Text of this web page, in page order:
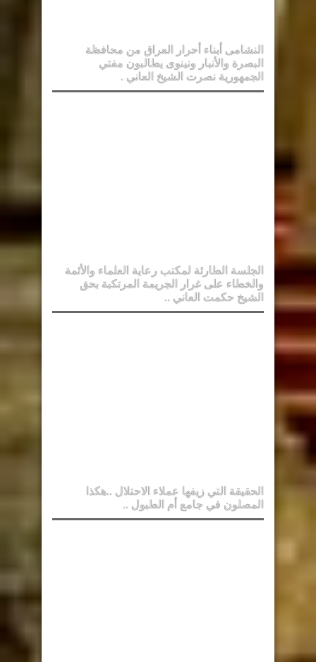
النشامى أبناء أحرار العراق من محافظة
البصرة والأنبار ونينوى يطالبون مفتي
الجمهورية نصرت الشيخ العاني .
الجلسة الطارئة لمكتب رعاية العلماء والأئمة
والخطاء على غرار الجريمة المرتكبة بحق
الشيخ حكمت العاني ..
الحقيقة التي زيفها عملاء الاحتلال ..هكذا
المصلون في جامع أم الطبول ..